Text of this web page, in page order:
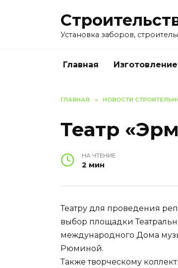
Установка заборов,
Главная Изготовление
ГЛАВНАЯ » НОВОСТИ
Театр
НА ЧТЕНИЕ
2 мин
Театру для проведения
выбор площадки
международного Дома
Рюминой.
Также творческому